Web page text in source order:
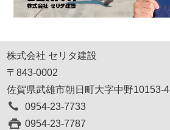
株式会社 セリタ建設
〒843-0002
佐賀県武雄市朝日町大字中野10153-4
0954-23-7733
0954-23-7787